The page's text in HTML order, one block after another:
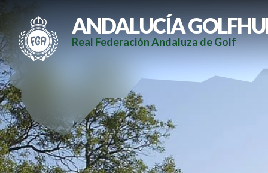
ANDALUCÍA
Real Federación Andaluza de Golf